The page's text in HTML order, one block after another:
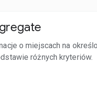
o miejscach na
różnych kryteriów.